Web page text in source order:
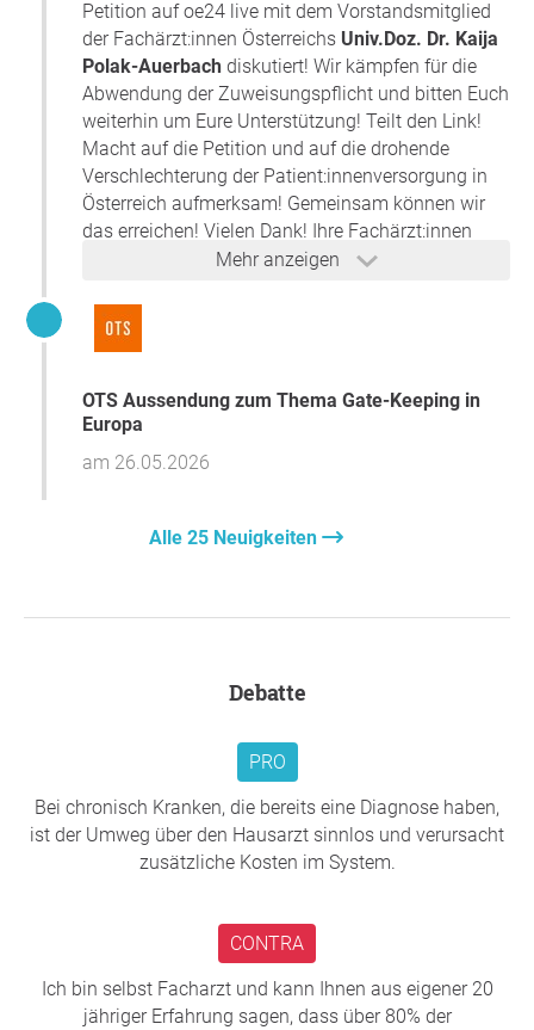
Menschen Wirkung entfalten kann. Auch wenn
viele Faktoren zu politischen Entscheidungen
beitragen, hat Ihre Unterstützung dazu beigetragen,
die Bedeutung des freien Zugangs zur
fachärztlichen Versorgung sichtbar zu machen und
den Anliegen der Patientinnen und Patienten sowie
der Ärztinnen und Ärzte Gehör zu verschaffen.
Für Ihr Vertrauen, Ihr Engagement und Ihre
Unterstützung möchten wir Ihnen von Herzen
zugänglichen medizinischen Versorgung einsetzen
Mit herzlichem Dank
Der Berufsverband für Fachärzt:innen Österreich.
Mehr anzeigen
Petition auf oe24 live mit dem Vorstandsmitglied
der Fachärzt:innen Österreichs Univ.Doz. Dr. Kaija
Polak-Auerbach diskutiert! Wir kämpfen für die
Abwendung der Zuweisungspflicht und bitten Euch
weiterhin um Eure Unterstützung! Teilt den Link!
Macht auf die Petition und auf die drohende
Verschlechterung der Patient:innenversorgung in
Österreich aufmerksam! Gemeinsam können wir
das erreichen! Vielen Dank! Ihre Fachärzt:innen
OTS Aussendung zum Thema Gate-Keeping in
Europa
am 26.05.2026
Alle 25 Neuigkeiten
Debatte
PRO
Bei chronisch Kranken, die bereits eine Diagnose haben,
ist der Umweg über den Hausarzt sinnlos und verursacht
zusätzliche Kosten im System.
CONTRA
Ich bin selbst Facharzt und kann Ihnen aus eigener 20
jähriger Erfahrung sagen, dass über 80% der